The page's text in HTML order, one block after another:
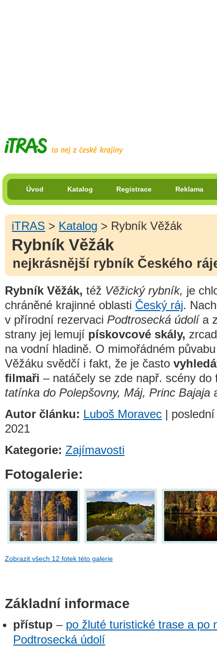
Úvod Katalog Registrace Reklama
iTRAS > Katalog > Rybník Věžák
Rybník Věžák
nejkrásnější rybník Českého
Rybník Věžák, též Věžický rybník, je
chráněné krajinné oblasti Český ráj.
v přírodní rezervaci Podtrosecká údolía
strany jej lemují pískovcové skály,
na vodní hladině. O mimořádném půvabu
Věžáku svědčí i fakt, že je často
filmaři – natáčely se zde např. scény
tatínka do Polepšovny, Máj, Princ Bajaja
Autor článku: Luboš Moravec |
2021
Kategorie: Zajímavosti
Fotogalerie:
Zobrazit všech 12 fotek této galerie
Základní informace
přístup – po žluté turistické trase a po
Podtrosecká údolí